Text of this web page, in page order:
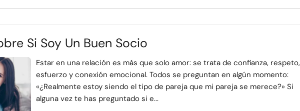
Si Soy Un Buen Socio
Estar en una relación es más que solo amor: se trata de confianza, respeto,
esfuerzo y conexión emocional. Todos se preguntan en algún momento:
«¿Realmente estoy siendo el tipo de pareja que mi pareja se merece?» Si
alguna vez te has preguntado si e...